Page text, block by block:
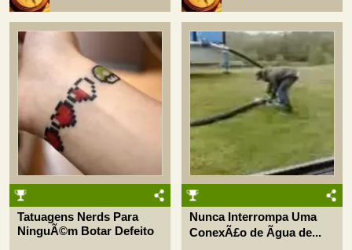
Tatuagens Nerds Para
NinguÃ©m Botar Defeito
Nunca Interrompa Uma
ConexÃ£o de Ãgua de...